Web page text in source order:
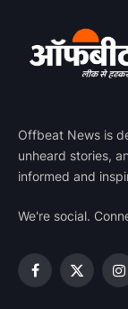
Offbeat News is
unheard stories,
informed and
We're social.
Facebook
X